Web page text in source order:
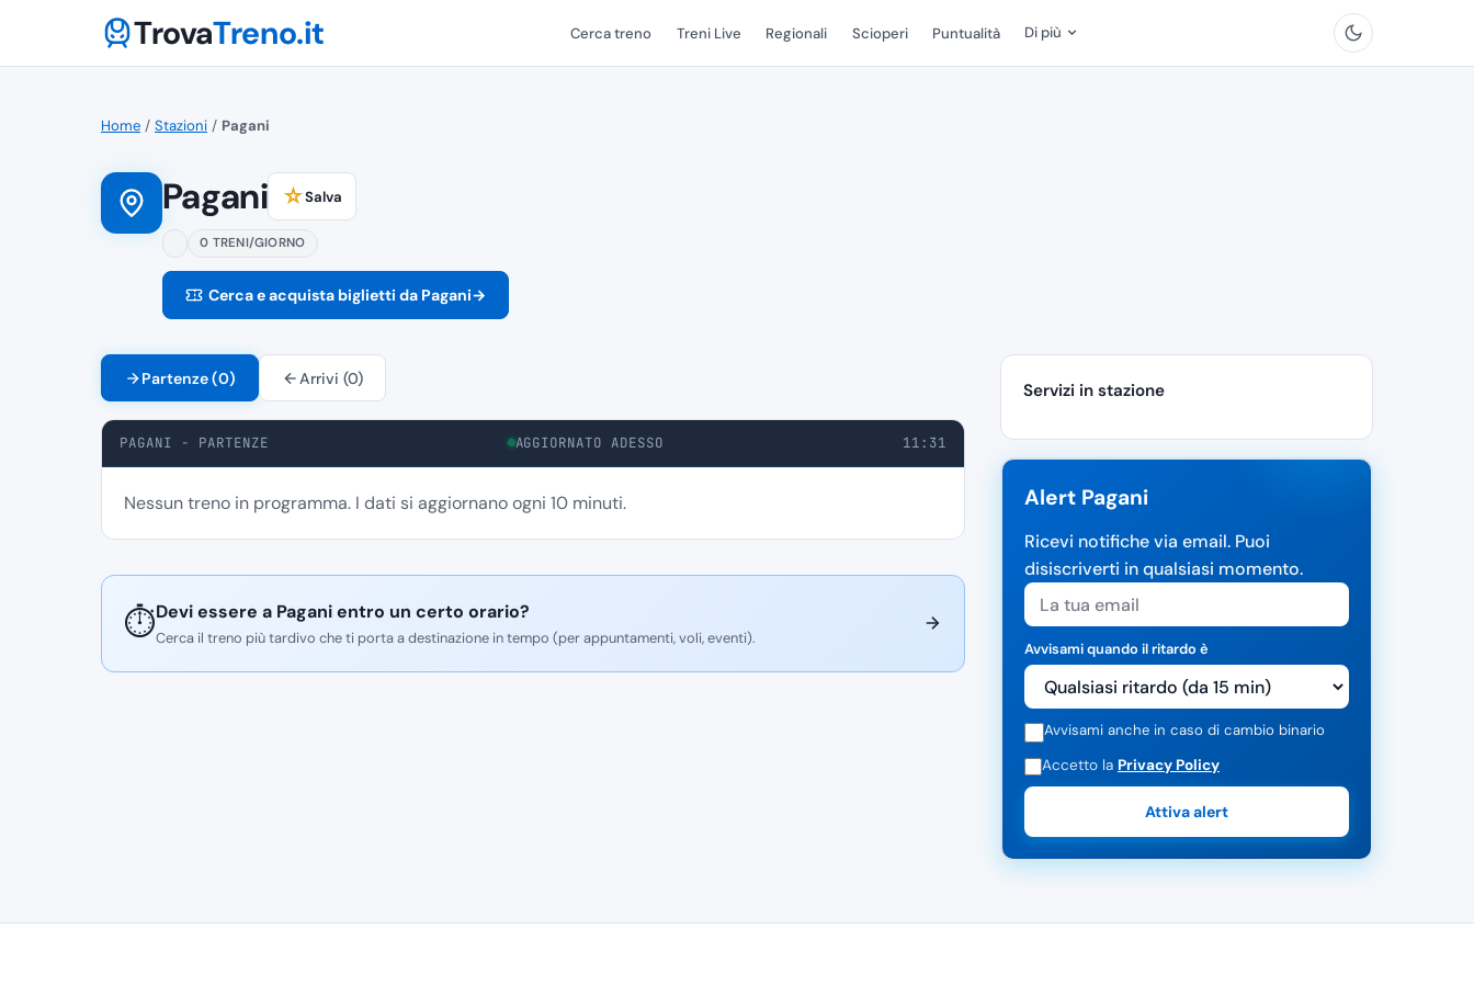
TrovaTreno.it Cerca treno Treni Live Regionali Scioperi Puntualità Di più
Home / Stazioni / Pagani
Pagani ☆Salva
0 TRENI/GIORNO
Cerca e acquista biglietti da Pagani→
Partenze (0) Arrivi (0)
PAGANI - PARTENZE AGGIORNATO ADESSO 11:31
Nessun treno in programma. I dati si aggiornano ogni 10 minuti.
⏱️Devi essere a Pagani entro un certo orario?
Cerca il treno più tardivo che ti porta a destinazione in tempo (per appuntamenti, voli, eventi).
Servizi in stazione
Alert Pagani
Ricevi notifiche via email. Puoi
disiscriverti in qualsiasi momento.
Avvisami quando il ritardo è
Avvisami anche in caso di cambio binario
Accetto la Privacy Policy
Attiva alert